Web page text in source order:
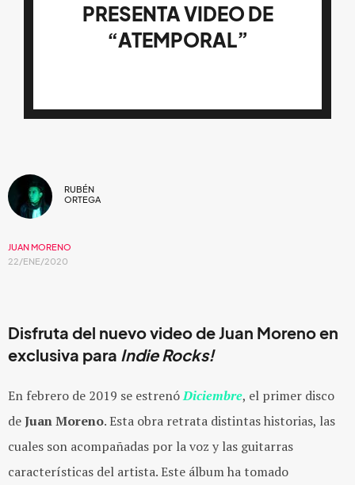
PRESENTA VIDEO DE
“ATEMPORAL”
RUBÉN
ORTEGA
JUAN MORENO
22/ENE/2020
Disfruta del nuevo video de Juan Moreno en
exclusiva para Indie Rocks!
En febrero de 2019 se estrenóDiciembre, el primer disco
deJuan Moreno. Esta obra retrata distintas historias, las
cuales son acompañadas por la voz y las guitarras
características del artista. Este álbum ha tomado